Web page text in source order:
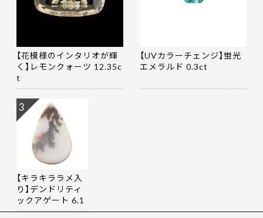
【花模様のインタリオが輝
く】レモンクォーツ 12.35c
t
【UVカラーチェンジ】蛍光
エメラルド 0.3ct
【キラキララメ入
り】デンドリティ
ックアゲート 6.1
9ct
3